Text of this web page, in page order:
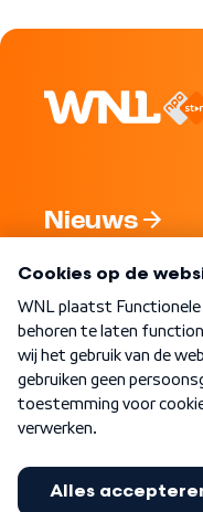
Nieuws
Nieuwsbrief
Word Lid